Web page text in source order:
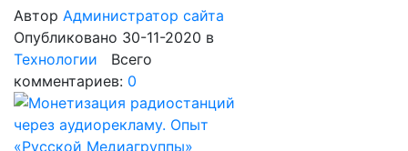
Автор Администратор сайта
Опубликовано 30-11-2020 в
Технологии Всего
комментариев: 0